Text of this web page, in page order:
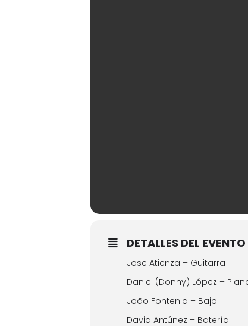
DETALLES DEL EVENTO
Jose Atienza – Guitarra
Daniel (Donny) López –
João Fontenla – Bajo
David Antúnez – Batería